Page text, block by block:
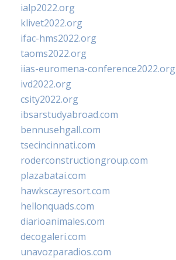
ialp2022.org
klivet2022.org
ifac-hms2022.org
taoms2022.org
iias-euromena-conference2022.org
ivd2022.org
csity2022.org
ibsarstudyabroad.com
bennusehgall.com
tsecincinnati.com
roderconstructiongroup.com
plazabatai.com
hawkscayresort.com
hellonquads.com
diarioanimales.com
decogaleri.com
unavozparadios.com